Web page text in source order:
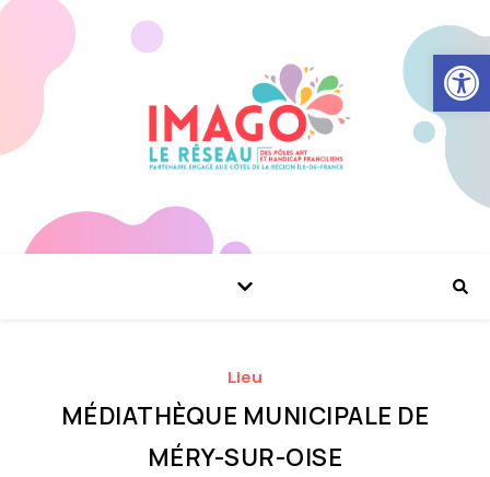
Ouvrir
Lieu
MÉDIATHÈQUE MUNICIPALE DE
MÉRY-SUR-OISE